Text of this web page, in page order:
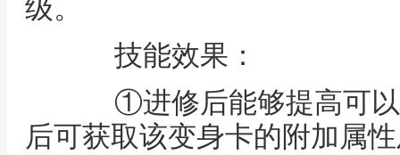
级。
技能效果：
①进修后能够提高可以
后可获取该变身卡的附加属